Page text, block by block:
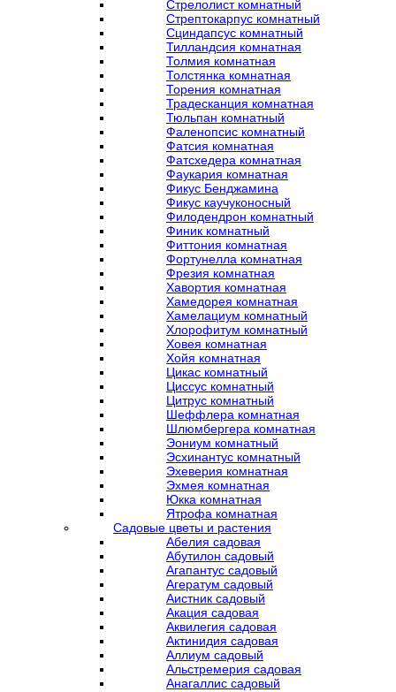
Стрелолист комнатный
Стрептокарпус комнатный
Сциндапсус комнатный
Тилландсия комнатная
Толмия комнатная
Толстянка комнатная
Торения комнатная
Традесканция комнатная
Тюльпан комнатный
Фаленопсис комнатный
Фатсия комнатная
Фатсхедера комнатная
Фаукария комнатная
Фикус Бенджамина
Фикус каучуконосный
Филодендрон комнатный
Финик комнатный
Фиттония комнатная
Фортунелла комнатная
Фрезия комнатная
Хавортия комнатная
Хамедорея комнатная
Хамелациум комнатный
Хлорофитум комнатный
Ховея комнатная
Хойя комнатная
Цикас комнатный
Циссус комнатный
Цитрус комнатный
Шеффлера комнатная
Шлюмбергера комнатная
Эониум комнатный
Эсхинантус комнатный
Эхеверия комнатная
Эхмея комнатная
Юкка комнатная
Ятрофа комнатная
Садовые цветы и растения
Абелия садовая
Абутилон садовый
Агапантус садовый
Агератум садовый
Аистник садовый
Акация садовая
Аквилегия садовая
Актинидия садовая
Аллиум садовый
Альстремерия садовая
Анагаллис садовый